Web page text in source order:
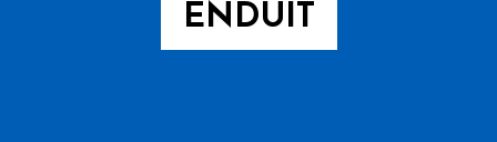
ENDUIT